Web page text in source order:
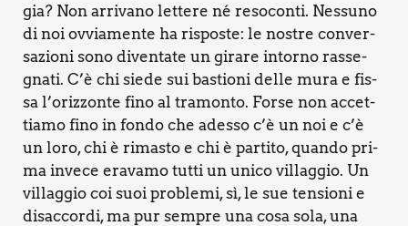
gia? Non arri­va­no let­te­re né reso­con­ti. Nes­su­no
di noi ovvia­men­te ha rispo­ste: le nostre con­ver­
sa­zio­ni sono diven­ta­te un gira­re intor­no ras­se­
gna­ti. C’è chi sie­de sui bastio­ni del­le mura e fis­
sa l’orizzonte fino al tra­mon­to. For­se non accet­
tia­mo fino in fon­do che ades­so c’è un noi e c’è
un loro, chi è rima­sto e chi è par­ti­to, quan­do pri­
ma inve­ce era­va­mo tut­ti un uni­co vil­lag­gio. Un
vil­lag­gio coi suoi pro­ble­mi, sì, le sue ten­sio­ni e
disac­cor­di, ma pur sem­pre una cosa sola, una